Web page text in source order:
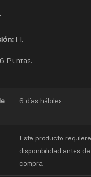
Fi.
6 Puntas.
6 días hábiles
Este producto
disponibilidad antes
compra